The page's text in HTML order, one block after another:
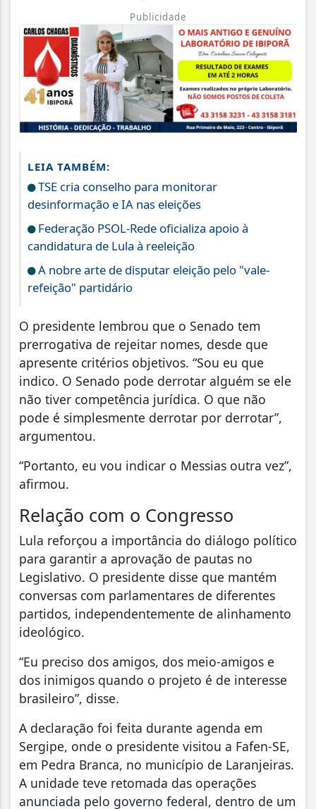
Publicidade
LEIA TAMBÉM:
TSE cria conselho para monitorar
desinformação e IA nas eleições
Federação PSOL-Rede oficializa apoio à
candidatura de Lula à reeleição
A nobre arte de disputar eleição pelo "vale-
refeição" partidário
O presidente lembrou que o Senado tem
prerrogativa de rejeitar nomes, desde que
apresente critérios objetivos. “Sou eu que
indico. O Senado pode derrotar alguém se ele
não tiver competência jurídica. O que não
pode é simplesmente derrotar por derrotar”,
argumentou.
“Portanto, eu vou indicar o Messias outra vez”,
afirmou.
Relação com o Congresso
Lula reforçou a importância do diálogo político
para garantir a aprovação de pautas no
Legislativo. O presidente disse que mantém
conversas com parlamentares de diferentes
partidos, independentemente de alinhamento
ideológico.
“Eu preciso dos amigos, dos meio-amigos e
dos inimigos quando o projeto é de interesse
brasileiro”, disse.
A declaração foi feita durante agenda em
Sergipe, onde o presidente visitou a Fafen-SE,
em Pedra Branca, no município de Laranjeiras.
A unidade teve retomada das operações
anunciada pelo governo federal, dentro de um